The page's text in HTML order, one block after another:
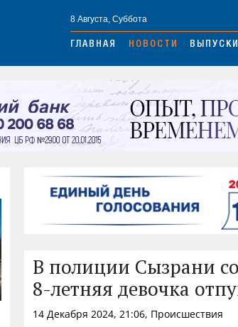
8 Августа, Суббота
ГЛАВНАЯ НОВОСТИ ВЫПУСКИ
В полиции Сызрани
8-летняя девочка
14 Декабря 2024, 21:06, Происшествия